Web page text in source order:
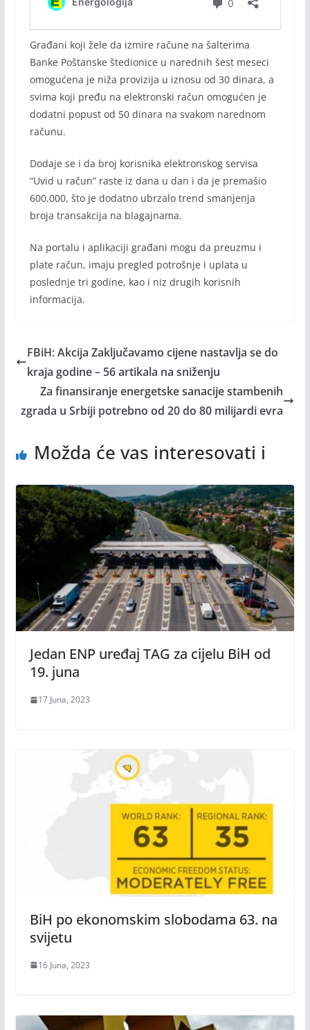
Građani koji žele da izmire račune na šalterima
Banke Poštanske štedionice u narednih šest meseci
omogućena je niža provizija u iznosu od 30 dinara, a
svima koji pređu na elektronski račun omogućen je
dodatni popust od 50 dinara na svakom narednom
računu.
Dodaje se i da broj korisnika elektronskog servisa
“Uvid u račun” raste iz dana u dan i da je premašio
600.000, što je dodatno ubrzalo trend smanjenja
broja transakcija na blagajnama.
Na portalu i aplikaciji građani mogu da preuzmu i
plate račun, imaju pregled potrošnje i uplata u
poslednje tri godine, kao i niz drugih korisnih
informacija.
FBiH: Akcija Zaključavamo cijene nastavlja se do
kraja godine – 56 artikala na sniženju
Za finansiranje energetske sanacije stambenih
zgrada u Srbiji potrebno od 20 do 80 milijardi evra
Možda će vas interesovati i
Jedan ENP uređaj TAG za cijelu BiH od
19. juna
17 Juna, 2023
BiH po ekonomskim slobodama 63. na
svijetu
16 Juna, 2023